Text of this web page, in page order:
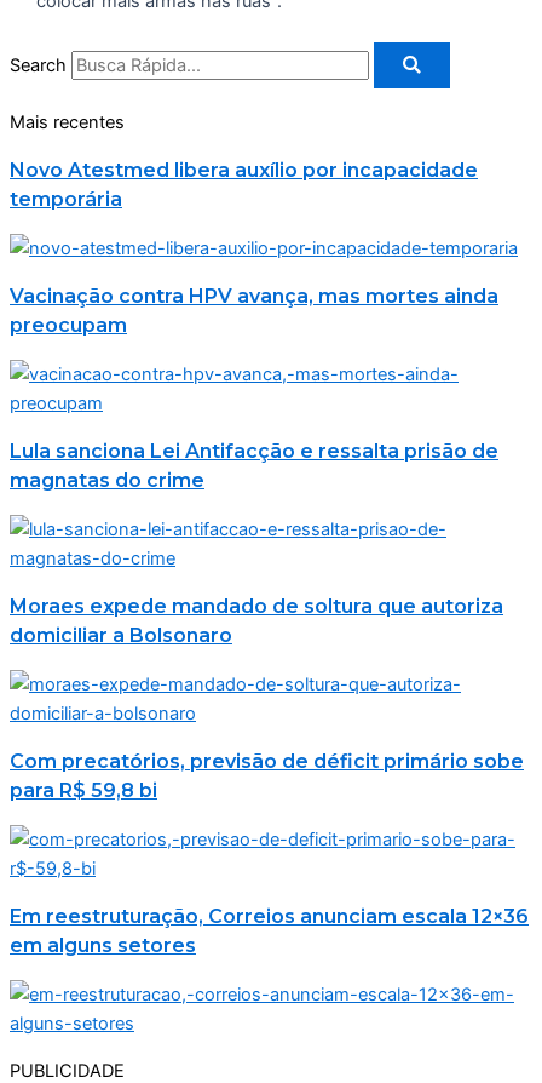
Search
Mais recentes
Novo Atestmed libera auxílio por incapacidade
temporária
Vacinação contra HPV avança, mas mortes ainda
preocupam
Lula sanciona Lei Antifacção e ressalta prisão de
magnatas do crime
Moraes expede mandado de soltura que autoriza
domiciliar a Bolsonaro
Com precatórios, previsão de déficit primário sobe
para R$ 59,8 bi
Em reestruturação, Correios anunciam escala 12×36
em alguns setores
PUBLICIDADE